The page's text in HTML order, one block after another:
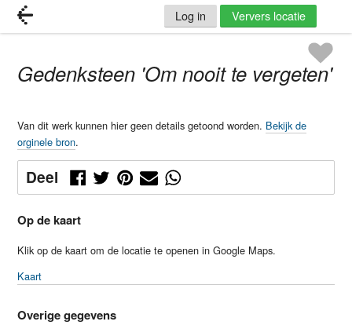
Log in Ververs locatie
Gedenksteen 'Om nooit te vergeten'
Van dit werk kunnen hier geen details getoond worden. Bekijk de
orginele bron.
Deel
Op de kaart
Klik op de kaart om de locatie te openen in Google Maps.
Kaart
Overige gegevens